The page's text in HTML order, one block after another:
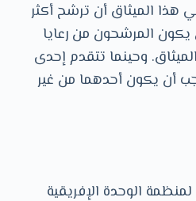
هذا الميثاق أن ترشح أكثر
المرشحون من رعايا
وحينما تتقدم إحدى
أن يكون أحدهما من غير
الوحدة الإفريقية